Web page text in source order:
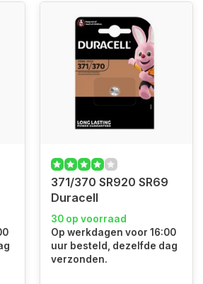
371/370 SR920 SR69
Duracell
30 op voorraad
Op werkdagen voor 16:00
uur besteld, dezelfde dag
verzonden.